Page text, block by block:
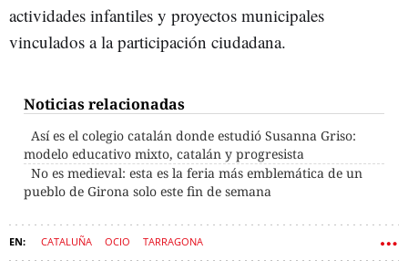
actividades infantiles y proyectos municipales
vinculados a la participación ciudadana.
Noticias relacionadas
Así es el colegio catalán donde estudió Susanna Griso:
modelo educativo mixto, catalán y progresista
No es medieval: esta es la feria más emblemática de un
pueblo de Girona solo este fin de semana
CATALUÑA OCIO TARRAGONA